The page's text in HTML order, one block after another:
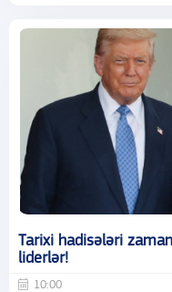
Tarixi hadisələri
liderlər!
10:00